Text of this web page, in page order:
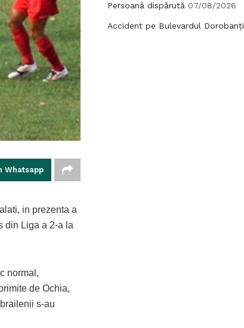
Whatsapp
in prezenta a
din Liga a 2-a la
normal,
de Ochia,
s-au
Persoană dispărută 07/08/2026
Accident pe Bulevardul Dorobanți